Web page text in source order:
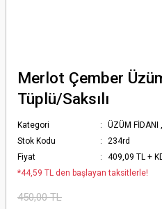
Merlot Çember
Tüplü/Saksılı
Kategori ÜZÜM FİDANI ,
Stok Kodu
234rd
Fiyat
409,09 TL +
*44,59 TL den başlayan taksitlerle!
450,00 TL